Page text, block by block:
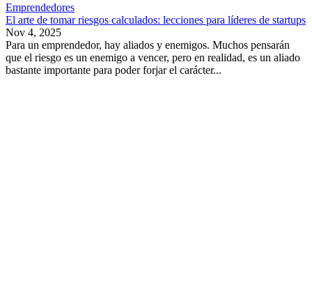
Emprendedores
El arte de tomar riesgos calculados: lecciones para líderes de startups
Nov 4, 2025
Para un emprendedor, hay aliados y enemigos. Muchos pensarán
que el riesgo es un enemigo a vencer, pero en realidad, es un aliado
bastante importante para poder forjar el carácter...